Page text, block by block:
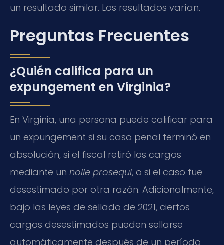
un resultado similar. Los resultados varían.
Preguntas Frecuentes
¿Quién califica para un
expungement en Virginia?
En Virginia, una persona puede calificar para
un expungement si su caso penal terminó en
absolución, si el fiscal retiró los cargos
mediante un nolle prosequi, o si el caso fue
desestimado por otra razón. Adicionalmente,
bajo las leyes de sellado de 2021, ciertos
cargos desestimados pueden sellarse
automáticamente después de un período